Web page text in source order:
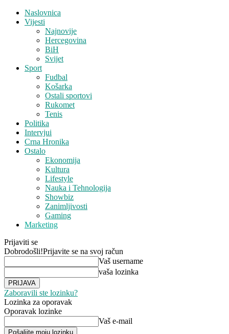
Naslovnica
Vijesti
Najnovije
Hercegovina
BiH
Svijet
Sport
Fudbal
Košarka
Ostali sportovi
Rukomet
Tenis
Politika
Intervjui
Crna Hronika
Ostalo
Ekonomija
Kultura
Lifestyle
Nauka i Tehnologija
Showbiz
Zanimljivosti
Gaming
Marketing
Prijaviti se
Dobrodošli!Prijavite se na svoj račun
Vaš username
vaša lozinka
Zaboravili ste lozinku?
Lozinka za oporavak
Oporavak lozinke
Vaš e-mail